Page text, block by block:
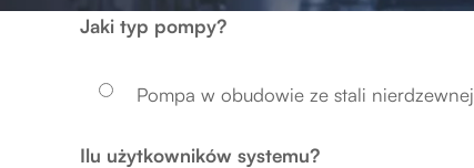
Jaki typ pompy?
Pompa w obudowie ze stali nierdzewnej
Ilu użytkowników systemu?